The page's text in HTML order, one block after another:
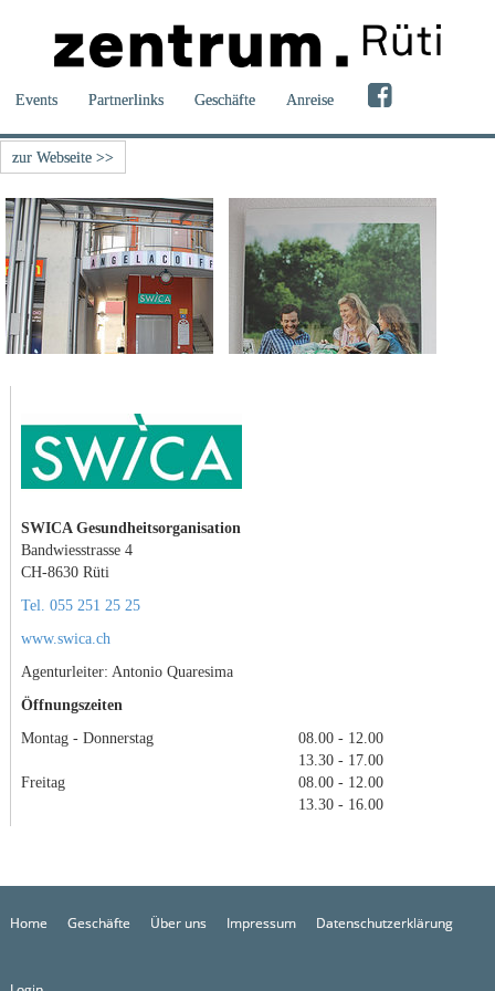
Events Partnerlinks Geschäfte Anreise
zur Webseite >>
SWICA Gesundheitsorganisation
Bandwiesstrasse 4
CH-8630 Rüti
Tel. 055 251 25 25
www.swica.ch
Agenturleiter: Antonio Quaresima
Öffnungszeiten
Montag - Donnerstag
Freitag
08.00 - 12.00
13.30 - 17.00
08.00 - 12.00
13.30 - 16.00
Home Geschäfte Über uns Impressum Datenschutzerklärung